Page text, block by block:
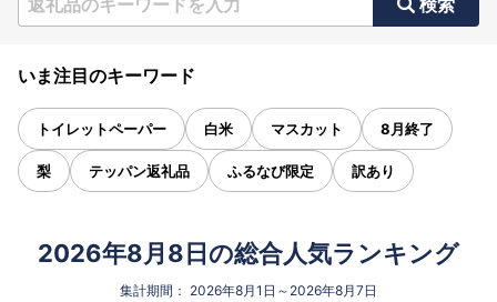
検索
いま注目のキーワード
トイレットペーパー 白米 マスカット 8月終了
梨 テッパン返礼品 ふるなび限定 訳あり
2026年8月8日の総合人気ランキング
集計期間： 2026年8月1日～2026年8月7日